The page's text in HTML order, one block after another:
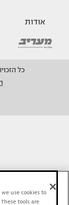
אודות
כל הזכויות
use cookies to
tools are